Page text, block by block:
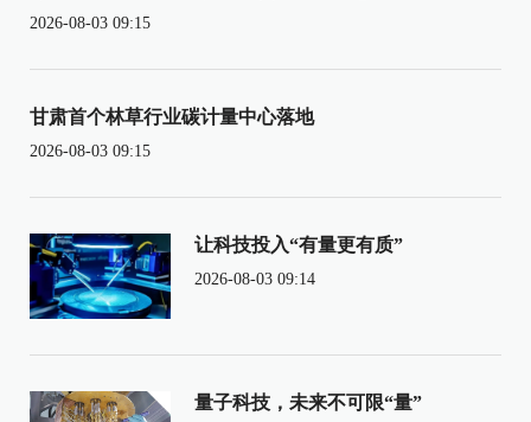
2026-08-03 09:15
甘肃首个林草行业碳计量中心落地
2026-08-03 09:15
让科技投入“有量更有质”
2026-08-03 09:14
量子科技，未来不可限“量”